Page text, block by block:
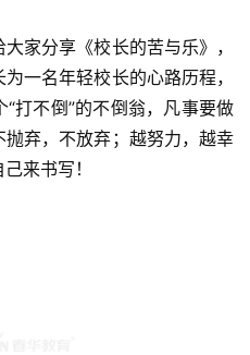
家分享《校长的苦与乐》，
一名年轻校长的心路历程，
打不倒”的不倒翁，凡事要做
弃，不放弃；越努力，越幸
来书写！